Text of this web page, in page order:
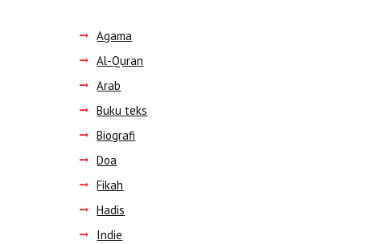
Agama
Al-Quran
Arab
Buku teks
Biografi
Doa
Fikah
Hadis
Indie